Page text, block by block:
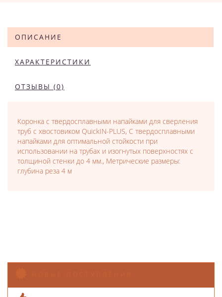
ОПИСАНИЕ
ХАРАКТЕРИСТИКИ
ОТЗЫВЫ (0)
Коронка с твердосплавными напайками для сверления
труб с хвостовиком QuickIN-PLUS, С твердосплавными
напайками для оптимальной стойкости при
использовании на трубах и изогнутых поверхностях с
толщиной стенки до 4 мм., Метрические размеры:
глубина реза 4 м